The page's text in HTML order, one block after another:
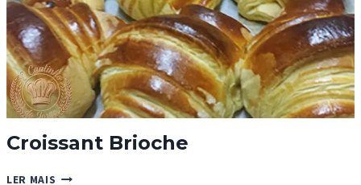
Croissant Brioche
LER MAIS CROISSANT